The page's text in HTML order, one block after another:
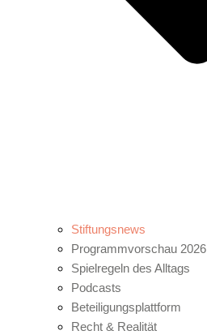
Stiftungsnews
Programmvorschau 2026
Spielregeln des Alltags
Podcasts
Beteiligungsplattform
Recht & Realität